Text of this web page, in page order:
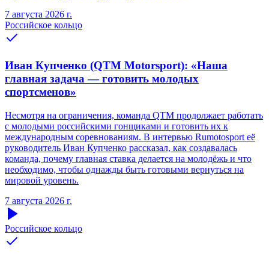
7 августа 2026 г.
Российское кольцо
Иван Купченко (QTM Motorsport): «Наша
главная задача — готовить молодых
спортсменов»
Несмотря на ограничения, команда QTM продолжает работать
с молодыми российскими гонщиками и готовить их к
международным соревнованиям. В интервью Rumotosport её
руководитель Иван Купченко рассказал, как создавалась
команда, почему главная ставка делается на молодёжь и что
необходимо, чтобы однажды быть готовыми вернуться на
мировой уровень.
7 августа 2026 г.
Российское кольцо